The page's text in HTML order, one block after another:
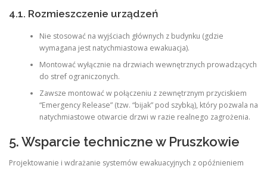
4.1. Rozmieszczenie urządzeń
Nie stosować na wyjściach głównych z budynku (gdzie
wymagana jest natychmiastowa ewakuacja).
Montować wyłącznie na drzwiach wewnętrznych prowadzących
do stref ograniczonych.
Zawsze montować w połączeniu z zewnętrznym przyciskiem
“Emergency Release” (tzw. “bijak” pod szybką), który pozwala na
natychmiastowe otwarcie drzwi w razie realnego zagrożenia.
5. Wsparcie techniczne w Pruszkowie
Projektowanie i wdrażanie systemów ewakuacyjnych z opóźnieniem